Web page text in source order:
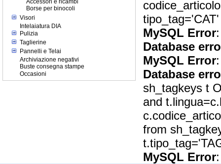
Borse per binocoli
Visori
Intelaiatura DIA
Pulizia
Taglierine
Pannelli e Telai
Archiviazione negativi
Buste consegna stampe
Occasioni
MySQL Error
Database
MySQL Error
Database
sh_tagkeys t
and
from
MySQL Error